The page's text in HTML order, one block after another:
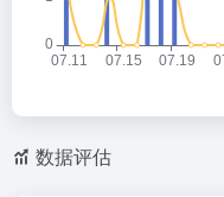
数据评估